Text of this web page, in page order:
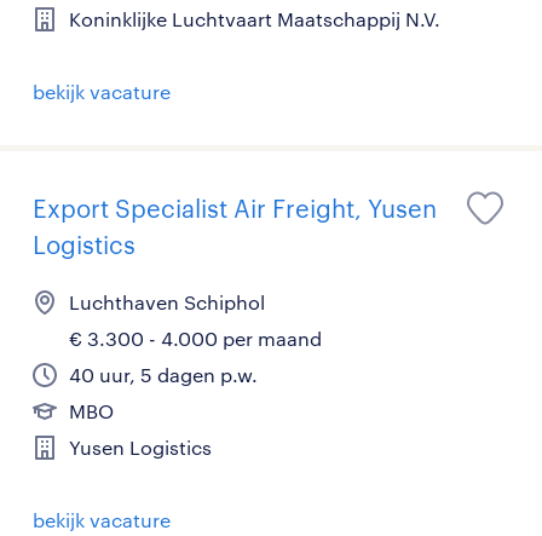
Koninklijke Luchtvaart Maatschappij N.V.
bekijk vacature
Export Specialist Air Freight, Yusen
Logistics
Luchthaven Schiphol
€ 3.300 - 4.000 per maand
40 uur, 5 dagen p.w.
MBO
Yusen Logistics
bekijk vacature